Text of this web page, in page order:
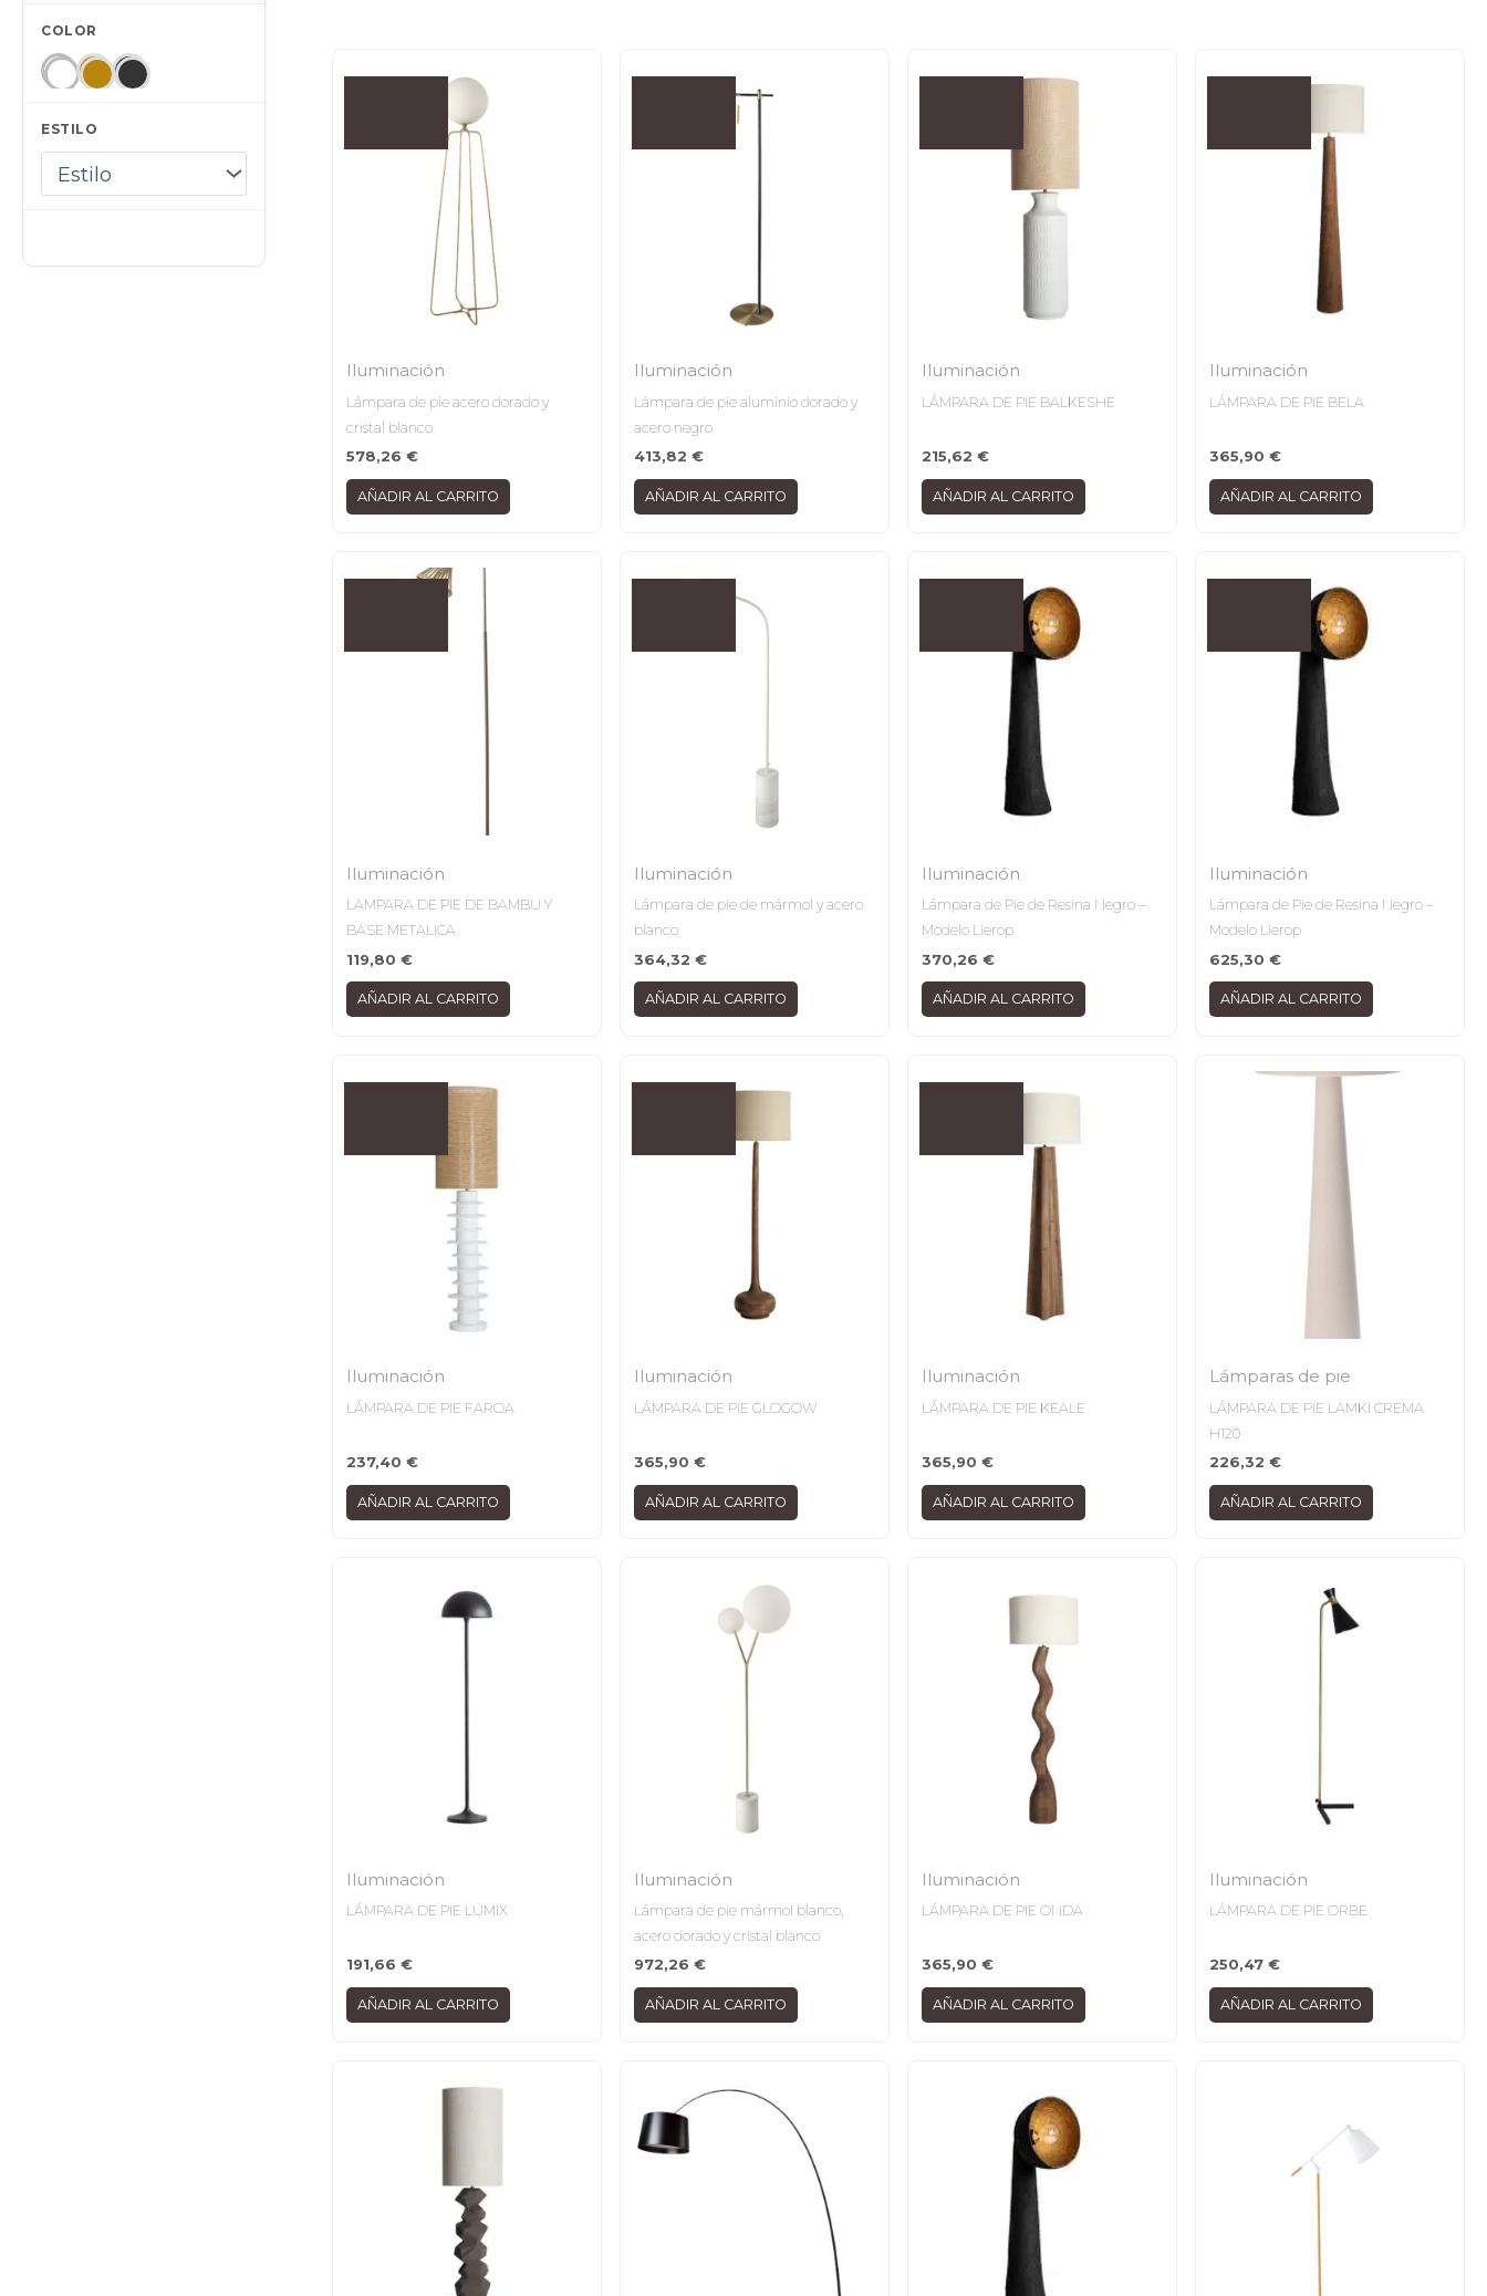
COLOR
ESTILO
Iluminación
Lámpara de pie acero dorado y
cristal blanco
578,26 €
AÑADIR AL CARRITO
Iluminación
Lámpara de pie aluminio dorado y
acero negro
413,82 €
AÑADIR AL CARRITO
Iluminación
LÁMPARA DE PIE BALKESHE
215,62 €
AÑADIR AL CARRITO
Iluminación
LÁMPARA DE PIE BELA
365,90 €
AÑADIR AL CARRITO
Iluminación
LAMPARA DE PIE DE BAMBU Y
BASE METALICA
119,80 €
AÑADIR AL CARRITO
Iluminación
Lámpara de pie de mármol y acero
blanco
364,32 €
AÑADIR AL CARRITO
Iluminación
Lámpara de Pie de Resina Negro –
Modelo Lierop
370,26 €
AÑADIR AL CARRITO
Iluminación
Lámpara de Pie de Resina Negro –
Modelo Lierop
625,30 €
AÑADIR AL CARRITO
Iluminación
LÁMPARA DE PIE FAROA
237,40 €
AÑADIR AL CARRITO
Iluminación
LÁMPARA DE PIE GLOGOW
365,90 €
AÑADIR AL CARRITO
Iluminación
LÁMPARA DE PIE KEALE
365,90 €
AÑADIR AL CARRITO
Lámparas de pie
LÁMPARA DE PIE LAMKI CREMA
H120
226,32 €
AÑADIR AL CARRITO
Iluminación
LÁMPARA DE PIE LUMIX
191,66 €
AÑADIR AL CARRITO
Iluminación
Lámpara de pie mármol blanco,
acero dorado y cristal blanco
972,26 €
AÑADIR AL CARRITO
Iluminación
LÁMPARA DE PIE ONDA
365,90 €
AÑADIR AL CARRITO
Iluminación
LÁMPARA DE PIE ORBE
250,47 €
AÑADIR AL CARRITO